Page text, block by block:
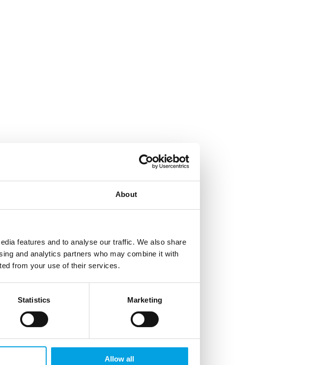
About
features and to analyse our traffic. We also share
and analytics partners who may combine it with
from your use of their services.
Statistics Marketing
Allow all